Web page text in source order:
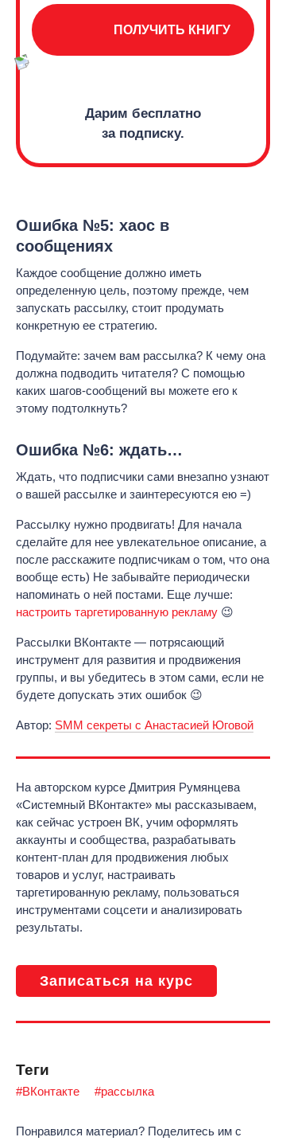
ПОЛУЧИТЬ КНИГУ
Дарим бесплатно
за подписку.
Ошибка №5: хаос в
сообщениях
Каждое сообщение должно иметь
определенную цель, поэтому прежде, чем
запускать рассылку, стоит продумать
конкретную ее стратегию.
Подумайте: зачем вам рассылка? К чему она
должна подводить читателя? С помощью
каких шагов-сообщений вы можете его к
этому подтолкнуть?
Ошибка №6: ждать…
Ждать, что подписчики сами внезапно узнают
о вашей рассылке и заинтересуются ею =)
Рассылку нужно продвигать! Для начала
сделайте для нее увлекательное описание, а
после расскажите подписчикам о том, что она
вообще есть) Не забывайте периодически
напоминать о ней постами. Еще лучше:
настроить таргетированную рекламу 😉
Рассылки ВКонтакте — потрясающий
инструмент для развития и продвижения
группы, и вы убедитесь в этом сами, если не
будете допускать этих ошибок 😉
Автор: SMM секреты с Анастасией Юговой
На авторском курсе Дмитрия Румянцева
«Системный ВКонтакте» мы рассказываем,
как сейчас устроен ВК, учим оформлять
аккаунты и сообщества, разрабатывать
контент-план для продвижения любых
товаров и услуг, настраивать
таргетированную рекламу, пользоваться
инструментами соцсети и анализировать
результаты.
Записаться на курс
Теги
#ВКонтакте #рассылка
Понравился материал? Поделитесь им с